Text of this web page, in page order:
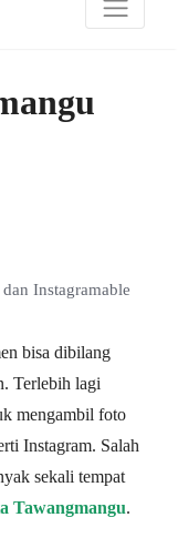
bisa dibilang
Terlebih lagi
mengambil foto
Instagram. Salah
sekali tempat
Tawangmangu.